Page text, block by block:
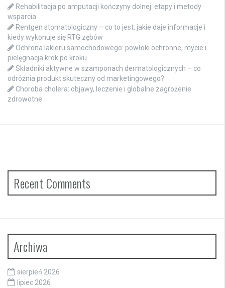
Rehabilitacja po amputacji kończyny dolnej: etapy i metody
wsparcia
Rentgen stomatologiczny – co to jest, jakie daje informacje i
kiedy wykonuje się RTG zębów
Ochrona lakieru samochodowego: powłoki ochronne, mycie i
pielęgnacja krok po kroku
Składniki aktywne w szamponach dermatologicznych – co
odróżnia produkt skuteczny od marketingowego?
Choroba cholera: objawy, leczenie i globalne zagrożenie
zdrowotne
Recent Comments
Archiwa
sierpień 2026
lipiec 2026